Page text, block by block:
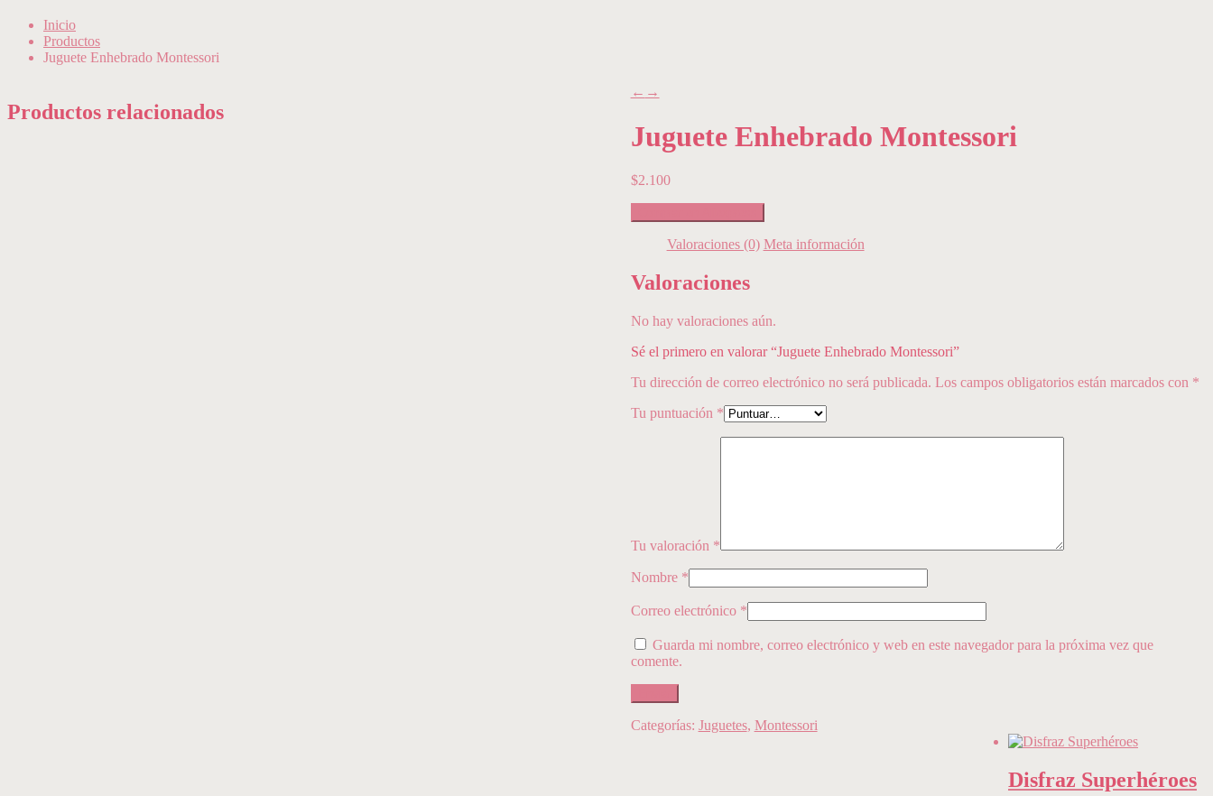
Inicio
Productos
Juguete Enhebrado Montessori
← →
Juguete Enhebrado Montessori
$2.100
Valoraciones (0) Meta información
Valoraciones
No hay valoraciones aún.
Sé el primero en valorar “Juguete Enhebrado Montessori”
Tu dirección de correo electrónico no será publicada. Los campos obligatorios están marcados con *
Tu puntuación *
Tu valoración *
Nombre *
Correo electrónico *
Guarda mi nombre, correo electrónico y web en este navegador para la próxima vez que
comente.
Categorías: Juguetes, Montessori
Productos relacionados
Disfraz Superhéroes